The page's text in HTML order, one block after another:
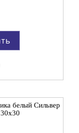
белый Сильвер
30x30